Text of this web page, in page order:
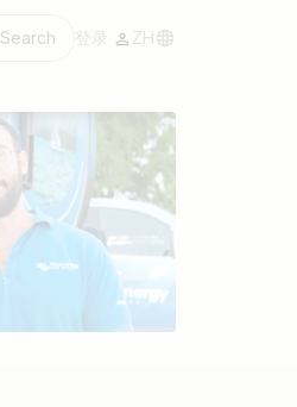
Search 登录 ZH